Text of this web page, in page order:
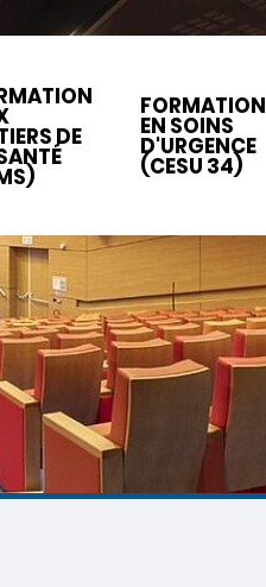
DE
FORMATION
EN SOINS
D'URGENCE
(CESU 34)